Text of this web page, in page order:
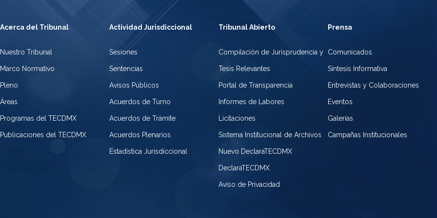
Acerca del Tribunal
Nuestro Tribunal
Marco Normativo
Pleno
Áreas
Programas del TECDMX
Publicaciones del TECDMX
Actividad Jurisdiccional
Sesiones
Sentencias
Avisos Públicos
Acuerdos de Turno
Acuerdos de Trámite
Acuerdos Plenarios
Estadística Jurisdiccional
Tribunal Abierto
Compilación de Jurisprudencia y
Tesis Relevantes
Portal de Transparencia
Informes de Labores
Licitaciones
Sistema Institucional de Archivos
Nuevo DeclaraTECDMX
DeclaraTECDMX
Aviso de Privacidad
Prensa
Comunicados
Síntesis Informativa
Entrevistas y Colaboraciones
Eventos
Galerías
Campañas Institucionales